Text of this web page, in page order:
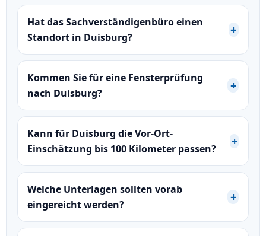
Hat das Sachverständigenbüro einen
Standort in Duisburg?
Kommen Sie für eine Fensterprüfung
nach Duisburg?
Kann für Duisburg die Vor-Ort-
Einschätzung bis 100 Kilometer passen?
Welche Unterlagen sollten vorab
eingereicht werden?